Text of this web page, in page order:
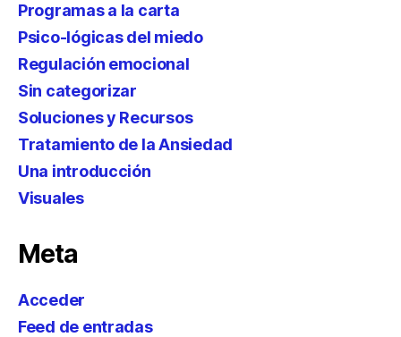
Programas a la carta
Psico-lógicas del miedo
Regulación emocional
Sin categorizar
Soluciones y Recursos
Tratamiento de la Ansiedad
Una introducción
Visuales
Meta
Acceder
Feed de entradas